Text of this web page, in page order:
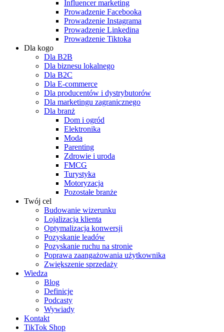
Influencer marketing
Prowadzenie Facebooka
Prowadzenie Instagrama
Prowadzenie Linkedina
Prowadzenie Tiktoka
Dla kogo
Dla B2B
Dla biznesu lokalnego
Dla B2C
Dla E-commerce
Dla producentów i dystrybutorów
Dla marketingu zagranicznego
Dla branż
Dom i ogród
Elektronika
Moda
Parenting
Zdrowie i uroda
FMCG
Turystyka
Motoryzacja
Pozostałe branże
Twój cel
Budowanie wizerunku
Lojalizacja klienta
Optymalizacja konwersji
Pozyskanie leadów
Pozyskanie ruchu na stronie
Poprawa zaangażowania użytkownika
Zwiększenie sprzedaży
Wiedza
Blog
Definicje
Podcasty
Wywiady
Kontakt
TikTok Shop